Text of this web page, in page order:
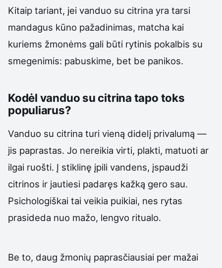
Kitaip tariant, jei vanduo su citrina yra tarsi
mandagus kūno pažadinimas, matcha kai
kuriems žmonėms gali būti rytinis pokalbis su
smegenimis: pabuskime, bet be panikos.
Kodėl vanduo su citrina tapo toks
populiarus?
Vanduo su citrina turi vieną didelį privalumą —
jis paprastas. Jo nereikia virti, plakti, matuoti ar
ilgai ruošti. Į stiklinę įpili vandens, įspaudži
citrinos ir jautiesi padaręs kažką gero sau.
Psichologiškai tai veikia puikiai, nes rytas
prasideda nuo mažo, lengvo ritualo.
Be to, daug žmonių paprasčiausiai per mažai